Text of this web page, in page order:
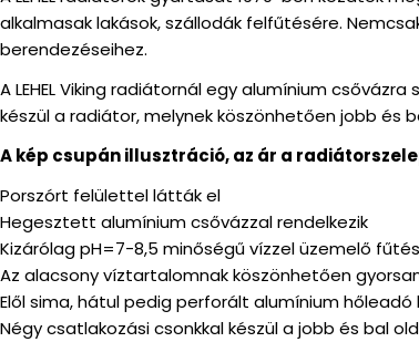
alkalmasak lakások, szállodák felfűtésére.
berendezéseihez.
A LEHEL Viking radiátornál egy alumínium
készül a radiátor, melynek köszönhetően jobb
A kép csupán illusztráció, az ár a
Porszórt felülettel látták el
Hegesztett alumínium csővázzal rendelkezik
Kizárólag pH=7-8,5 minőségű vízzel üzemelő
Az alacsony víztartalomnak köszönhetően
Elől sima, hátul pedig perforált alumínium
Négy csatlakozási csonkkal készül a jobb és bal